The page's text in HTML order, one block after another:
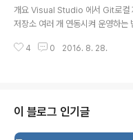
와 연동시켜 Git 로컬저장소 생성
택한다. 본 글이 포함된 상위 정리
///917.
개요 Visual Studio 에서 Git로컬
저장소 여러 개 연동시켜 운영하는
며 설정하기에 따라 다중 원격 저장
ket, GitLab등 )에서도 동일하게
t로컬 저장소 1개가 만들어져있고,
처리되는 것을 MS Team
4 0 2016. 8. 28.
이 블로그 인기글